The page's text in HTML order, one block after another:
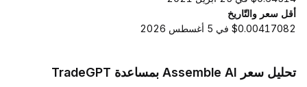
أقل سعر والتّاريخ
$0.00417082 في 5 أغسطس 2026
تحليل سعر Assemble AI بمساعدة TradeGPT